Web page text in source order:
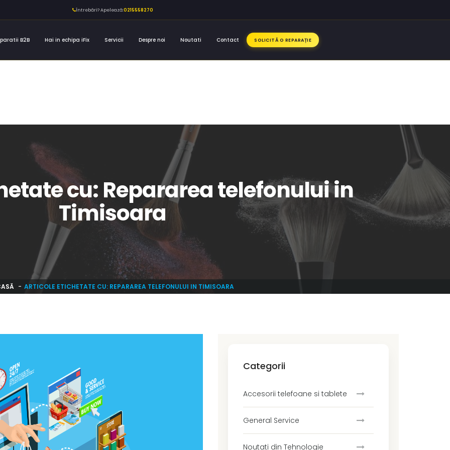
Întrebări? Apelează:0215558270
B2B Hai in echipa iFix Servicii Despre noi Noutati Contact SOLICITĂ O REPARAȚIE
cu: Repararea telefonului in
Timisoara
ARTICOLE ETICHETATE CU: REPARAREA TELEFONULUI IN TIMISOARA
Categorii
Accesorii telefoane si tablete
General Service
Noutati din Tehnologie